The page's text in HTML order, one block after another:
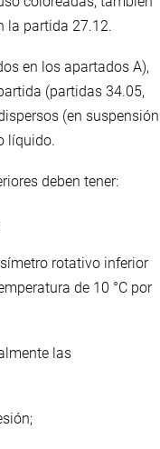
la partida 27.12.
en los apartados A),
(partidas 34.05,
(en suspensión
líquido.
deben tener:
rotativo inferior
de 10 °C por
las